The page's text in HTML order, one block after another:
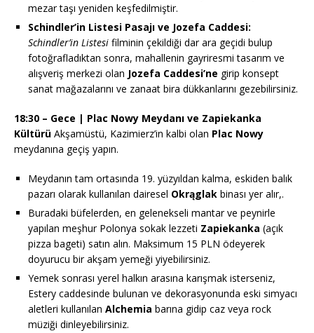
mezar taşı yeniden keşfedilmiştir.
Schindler’in Listesi Pasajı ve Jozefa Caddesi:
Schindler’in Listesi filminin çekildiği dar ara geçidi bulup
fotoğrafladıktan sonra, mahallenin gayriresmi tasarım ve
alışveriş merkezi olan Jozefa Caddesi’ne girip konsept
sanat mağazalarını ve zanaat bira dükkanlarını gezebilirsiniz.
18:30 – Gece | Plac Nowy Meydanı ve Zapiekanka
Kültürü Akşamüstü, Kazimierz’in kalbi olan Plac Nowy
meydanına geçiş yapın.
Meydanın tam ortasında 19. yüzyıldan kalma, eskiden balık
pazarı olarak kullanılan dairesel Okrąglak binası yer alır,.
Buradaki büfelerden, en gelenekseli mantar ve peynirle
yapılan meşhur Polonya sokak lezzeti Zapiekanka (açık
pizza bageti) satın alın. Maksimum 15 PLN ödeyerek
doyurucu bir akşam yemeği yiyebilirsiniz.
Yemek sonrası yerel halkın arasına karışmak isterseniz,
Estery caddesinde bulunan ve dekorasyonunda eski simyacı
aletleri kullanılan Alchemia barına gidip caz veya rock
müziği dinleyebilirsiniz.